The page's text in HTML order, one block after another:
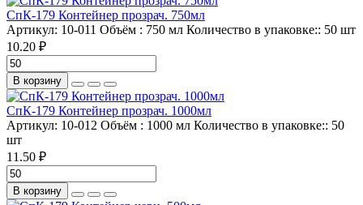
СпК-179 Контейнер прозрач. 750мл
Артикул: 10-011 Объём : 750 мл Количество в упаковке:: 50 шт
10.20 ₽
В корзину
СпК-179 Контейнер прозрач. 1000мл
Артикул: 10-012 Объём : 1000 мл Количество в упаковке:: 50
шт
11.50 ₽
В корзину